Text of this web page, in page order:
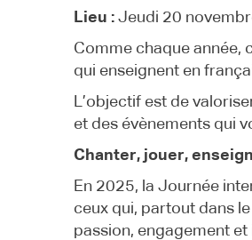
Lieu : Jeudi 20
Comme chaque année,
qui enseignent en
L’objectif est de
et des évènements qui
Chanter, jouer,
En 2025, la Journée
ceux qui, partout dans
passion, engagement et